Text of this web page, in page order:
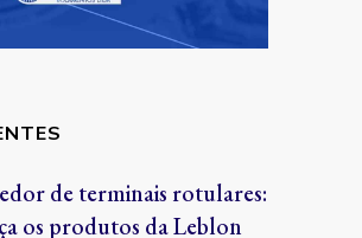
de terminais rotulares:
os produtos da Leblon